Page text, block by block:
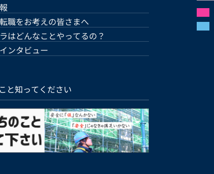
職をお考えの皆さまへ
はどんなことやってるの？
ンタビュー
と知ってください